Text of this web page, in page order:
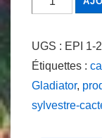
de
Empereur
UGS : EPI 1-
Étiquettes :
Gladiator,
sylvestre-